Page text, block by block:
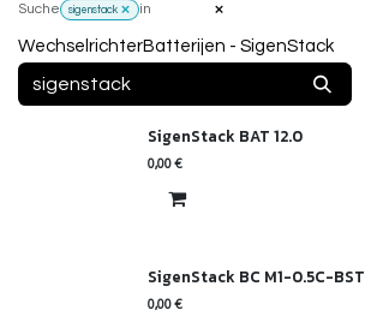
Suche sigenstack in
WechselrichterBatterijen - SigenStack
SigenStack BAT 12.0
0,00€
SigenStack BC M1-0.5C-BST
0,00€